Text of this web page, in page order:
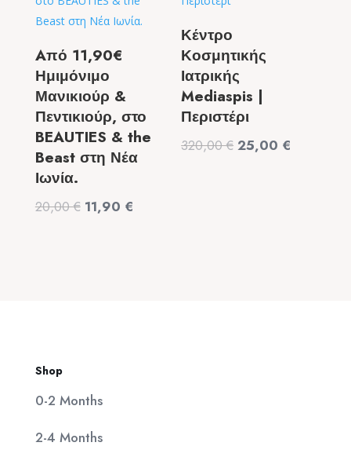
Aπό 11,90€
Ημιμόνιμο
Μανικιούρ &
Πεντικιούρ, στο
BEAUTIES & the
Beast στη Νέα
Ιωνία.
20,00€ Original
11,90 €
Κέντρο
Κοσμητικής
Ιατρικής
Mediaspis |
Περιστέρι
320,00€ Original
25,00 €
Shop
0-2 Months
2-4 Months